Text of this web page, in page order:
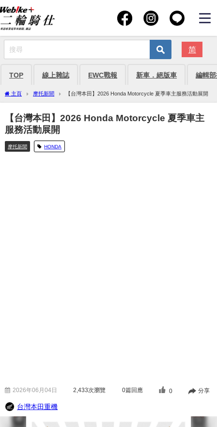
简
TOP 線上雜誌 EWC戰報 新車．絕版車 編輯
主頁 摩托新聞 【台灣本田】2026 Honda Motorcycle 夏季車主服務活動展開
【台灣本田】2026 Honda Motorcycle 夏季車主
服務活動展開
摩托新聞 HONDA
2026年06月04日 2,433次瀏覽 0篇回應 0 分享
台灣本田重機